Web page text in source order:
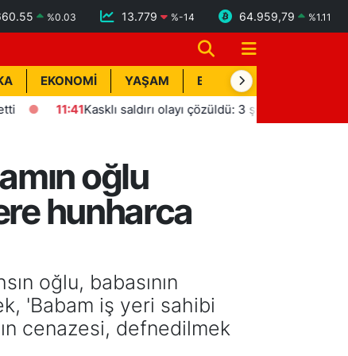
%0.03 13.779 %-14 64.959,79 %1.11
EKONOMİ YAŞAM BİK İLAN
11:41Kasklı saldırı olayı çözüldü: 3 şüpheli tutuklandı
oğlu
hunharca
oğlu, babasının
'Babam iş yeri sahibi
cenazesi, defnedilmek